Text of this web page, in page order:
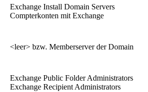
Exchange Install Domain Servers
Compterkonten mit Exchange
<leer> bzw. Memberserver der Domain
Exchange Public Folder Administrators
Exchange Recipient Administrators